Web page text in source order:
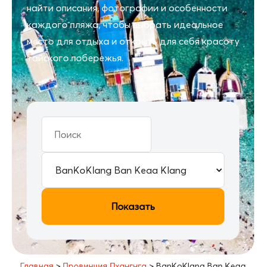
найти описания, фотографии и особенности
каждого пляжа, чтобы выбрать идеальное
место для отдыха и открыть для себя красоту
тайского побережья.
Показать
Главная > Провинция Пхангнга > BanKoKlang Ban Keaa